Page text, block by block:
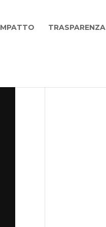
TRASPARENZA